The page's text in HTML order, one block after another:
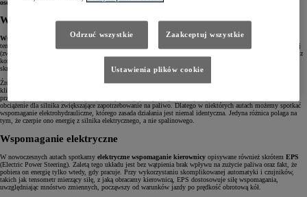
osobowe, tu najpopularniejszymi rozwiązaniami sąwspomaganie hydrauliczne i elektryczne
Wspomaganie hydrauliczne
Wspomaganie hydraulicznejest stosowane w seryjnie produkowanych autach od lat 50. XX wieku. Układ
ten wykorzystuje pompę, która wtłacza płyn pod ciśnieniem do zaworu sterującego w przekładni kierowniczej
(zwanej potocznie maglownicą). W momencie skrętu kół zawór przekierowuje część płynu w kierunku jednej z
komór w przekładni (lewej lub prawej), ciśnienie w tym miejscu rośnie, a płyn przepycha tłok, który ułatwia
skręcenie kół (przykładowo: gdy chcemy skręcić w lewo, ciśnienie rośnie z prawej strony maglownicy).
Źródłem zasilania hydraulicznego układu wspomagania jest silnik, z którym pompa jest połączona paskiem
klinowym lub wielorowkowym. Minusem tego typu rozwiązania jest fakt, że pompa wspomagania pracuje
przez cały czas, nawet podczas jazdy na wprost, gdy wspomaganie nie jest potrzebne. Stanowi to dodatkowe
obciążenie dla silnika zwiększające zapotrzebowanie na paliwo. Dlatego w niektórych autach możemy spotkać
wspomaganie elektrohydrauliczne, którego zasada działania jest niemal identyczna. Jedyna różnica polaga na
tym, że czerpie ono energię z silnika elektrycznego, a nie spalinowego.
Wspomaganie elektryczne
W nowoczesnych autach spotkamy elektryczne wspomaganie kierownicy opisywane również skrótem EPS
(Electric Power Steering). Zaletą tego układu jest bez wątpienia brak wpływu na zużycie paliwa oraz fakt, że
pobiera on energię tylko wtedy, gdy pracuje. Przy wykorzystaniu skomplikowanej automatyki i czujników,
takich jak tensometr mierzący siłę, z jaką obracamy kierownicą, EPS dostosowuje siłę wspomagania,
uwzględniając mnóstwo zmiennych, począwszy od warunków jazdy po prędkość obrotową kół.
Odrzuć wszystkie Zaakceptuj wszystkie
Ustawienia plików cookie